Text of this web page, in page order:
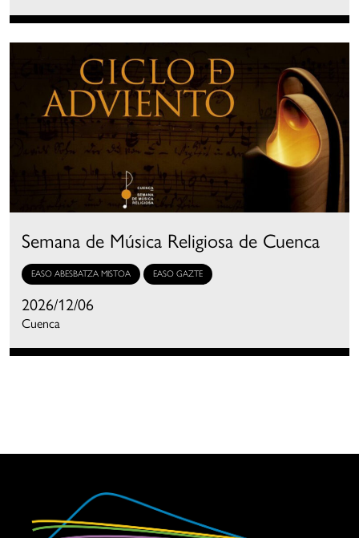
Semana de Música Religiosa de Cuenca
EASO ABESBATZA MISTOA EASO GAZTE
2026/12/06
Cuenca